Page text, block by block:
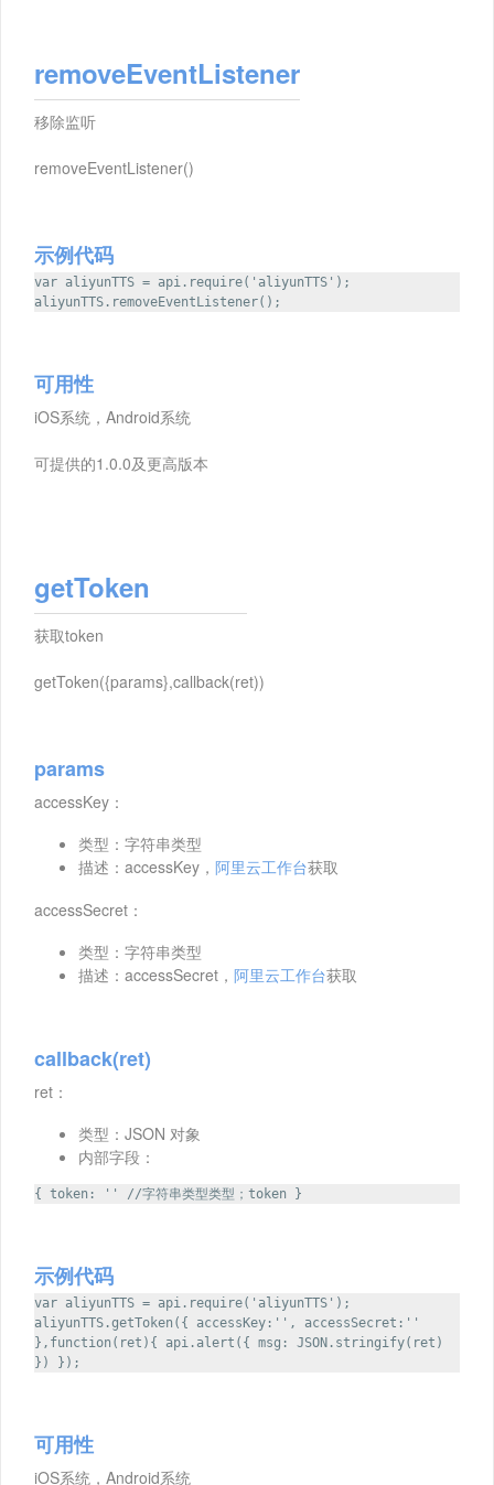
removeEventListener
移除监听
removeEventListener()
示例代码
var aliyunTTS = api.require('aliyunTTS');
aliyunTTS.removeEventListener();
可用性
iOS系统，Android系统
可提供的1.0.0及更高版本
getToken
获取token
getToken({params},callback(ret))
params
accessKey：
类型：字符串类型
描述：accessKey， 阿里云工作台获取
accessSecret：
类型：字符串类型
描述：accessSecret， 阿里云工作台获取
callback(ret)
ret：
类型：JSON 对象
内部字段：
{ token: '' //字符串类型类型；token }
示例代码
var aliyunTTS = api.require('aliyunTTS');
aliyunTTS.getToken({ accessKey:'', accessSecret:''
},function(ret){ api.alert({ msg: JSON.stringify(ret)
}) });
可用性
iOS系统，Android系统